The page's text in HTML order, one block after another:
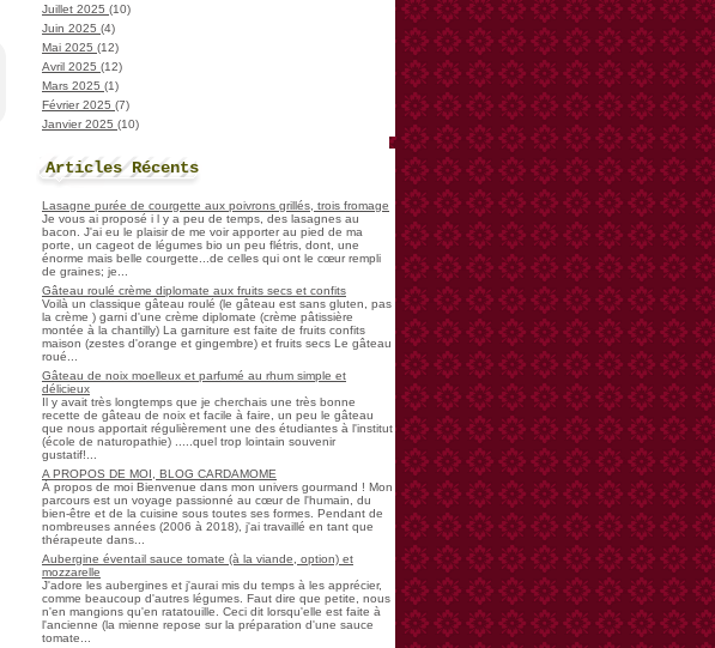
Juillet 2025 (10)
Juin 2025 (4)
Mai 2025 (12)
Avril 2025 (12)
Mars 2025 (1)
Février 2025 (7)
Janvier 2025 (10)
Articles Récents
Lasagne purée de courgette aux poivrons grillés, trois fromage
Je vous ai proposé i l y a peu de temps, des lasagnes au
bacon. J'ai eu le plaisir de me voir apporter au pied de ma
porte, un cageot de légumes bio un peu flétris, dont, une
énorme mais belle courgette...de celles qui ont le cœur rempli
de graines; je...
Gâteau roulé crème diplomate aux fruits secs et confits
Voilà un classique gâteau roulé (le gâteau est sans gluten, pas
la crème ) garni d'une crème diplomate (crème pâtissière
montée à la chantilly) La garniture est faite de fruits confits
maison (zestes d'orange et gingembre) et fruits secs Le gâteau
roué...
Gâteau de noix moelleux et parfumé au rhum simple et
délicieux
Il y avait très longtemps que je cherchais une très bonne
recette de gâteau de noix et facile à faire, un peu le gâteau
que nous apportait régulièrement une des étudiantes à l'institut
(école de naturopathie) .....quel trop lointain souvenir
gustatif!...
A PROPOS DE MOI, BLOG CARDAMOME
À propos de moi Bienvenue dans mon univers gourmand ! Mon
parcours est un voyage passionné au cœur de l'humain, du
bien-être et de la cuisine sous toutes ses formes. Pendant de
nombreuses années (2006 à 2018), j'ai travaillé en tant que
thérapeute dans...
Aubergine éventail sauce tomate (à la viande, option) et
mozzarelle
J'adore les aubergines et j'aurai mis du temps à les apprécier,
comme beaucoup d'autres légumes. Faut dire que petite, nous
n'en mangions qu'en ratatouille. Ceci dit lorsqu'elle est faite à
l'ancienne (la mienne repose sur la préparation d'une sauce
tomate...